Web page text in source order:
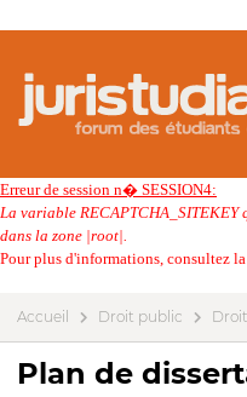
Erreur de session n� SESSION4:
La variable RECAPTCHA_SITEKEY
dans la zone |root|.
Pour plus d'informations, consultez la
Accueil Droit public
Plan de